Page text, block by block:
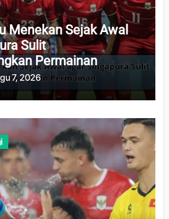
Menekan Sejak Awal
Sulit
Permainan
7, 2026